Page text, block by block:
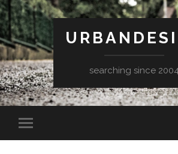
searching since